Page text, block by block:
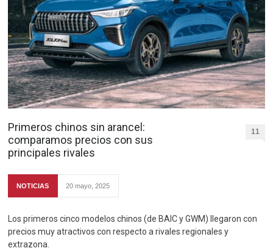
Primeros chinos sin arancel:
comparamos precios con sus
principales rivales
11
NOTICIAS 20 mayo, 2025
Los primeros cinco modelos chinos (de BAIC y GWM) llegaron con
precios muy atractivos con respecto a rivales regionales y
extrazona.